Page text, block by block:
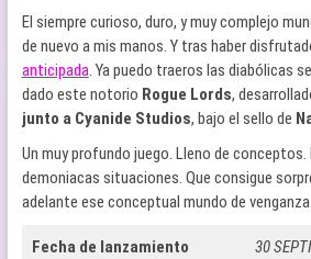
El siempre curioso, duro, y muy complejo
de nuevo a mis manos. Y tras haber
anticipada. Ya puedo traeros las diabólicas
dado este notorio Rogue Lords,
junto a Cyanide Studios, bajo el sello de
Un muy profundo juego. Lleno de conceptos.
demoniacas situaciones. Que consigue
adelante ese conceptual mundo de
Fecha de lanzamiento 30